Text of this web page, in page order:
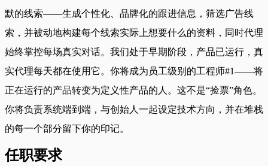
默的线索——生成个性化、品牌化的跟进信息，筛选广告线
索，并被动地构建每个线索实际上想要什么的资料，同时代理
始终掌控每场真实对话。我们处于早期阶段，产品已运行，真
实代理每天都在使用它。你将成为员工级别的工程师#1——将
正在运行的产品转变为定义性产品的人。这不是“捡票”角色。
你将负责系统端到端，与创始人一起设定技术方向，并在堆栈
的每一个部分留下你的印记。
任职要求